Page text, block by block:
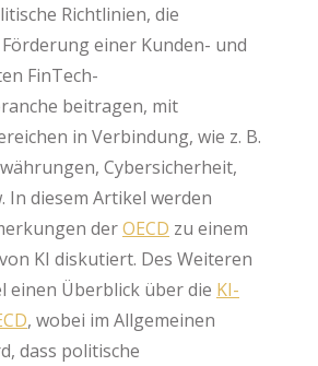
Richtlinien, die
einer Kunden- und
FinTech-
beitragen, mit
in Verbindung, wie z. B.
Cybersicherheit,
In diesem Artikel werden
derOECD zu einem
KI diskutiert. Des Weiteren
einen Überblick über die KI-
, wobei im Allgemeinen
dass politische